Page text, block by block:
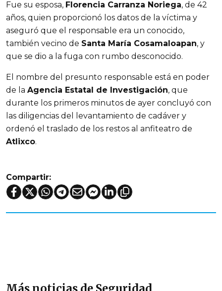
Fue su esposa, Florencia Carranza Noriega, de 42
años, quien proporcionó los datos de la víctima y
aseguró que el responsable era un conocido,
también vecino de Santa María Cosamaloapan, y
que se dio a la fuga con rumbo desconocido.
El nombre del presunto responsable está en poder
de la Agencia Estatal de Investigación, que
durante los primeros minutos de ayer concluyó con
las diligencias del levantamiento de cadáver y
ordenó el traslado de los restos al anfiteatro de
Atlixco.
Compartir: